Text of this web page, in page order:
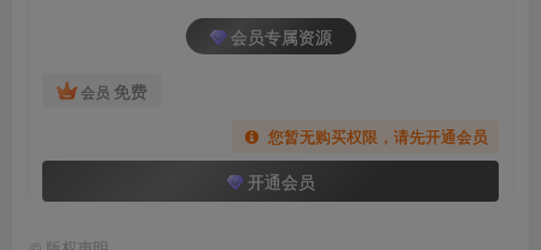
会员专属资源
会员 免费
您暂无购买权限，请先开通会员
开通会员